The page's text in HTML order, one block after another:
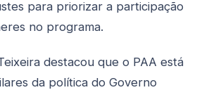
para priorizar a participação
no programa.
destacou que o PAA está
da política do Governo